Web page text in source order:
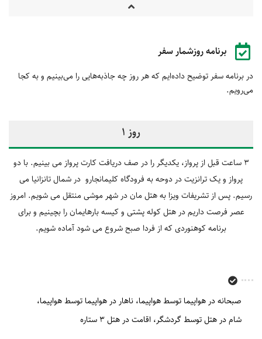
برنامه روزشمار سفر
در برنامه سفر توضیح داده‌ایم که هر روز چه جاذبه‌هایی را می‌بینیم و به کجا
می‌رویم.
روز 1
3 ساعت قبل از پرواز، یکدیگر را در صف دریافت کارت پرواز می بینیم. با دو
پرواز و یک ترانزیت در دوحه به فرودگاه کلیمانجارو در شمال تانزانیا می
‎رسیم. پس از تشریفات ویزا به هتل ‎مان در شهر موشی منتقل می شویم. امروز
عصر فرصت داریم در هتل کوله پشتی و کیسه بارهایمان را بچینیم و برای
برنامه کوهنوردی که از فردا صبح شروع می‎ شود آماده شویم.
صبحانه در هواپیما توسط هواپیما ناهار در هواپیما توسط هواپیما
شام در هتل توسط گردشگر اقامت در هتل 3 ستاره